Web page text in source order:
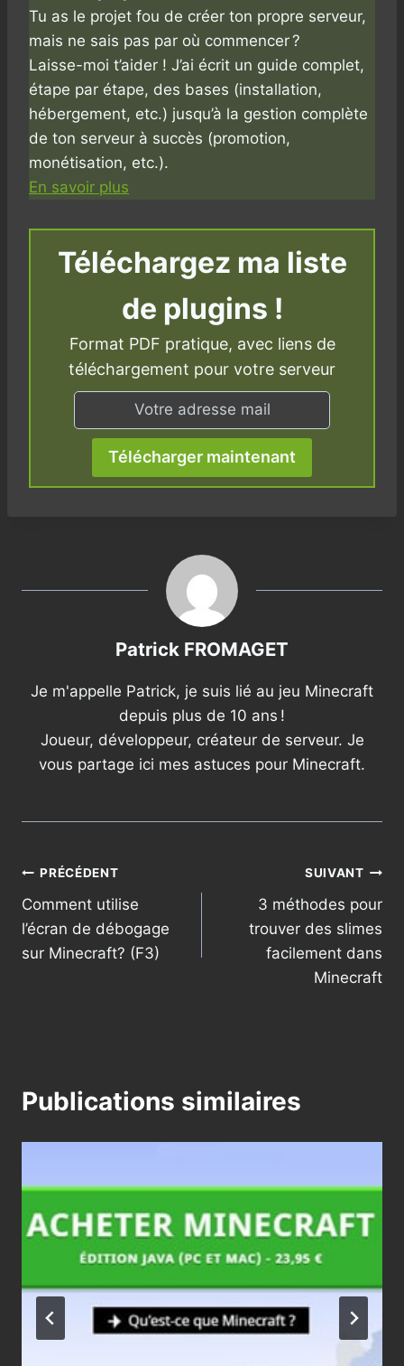
Tu as le projet fou de créer ton propre serveur,
mais ne sais pas par où commencer ?
Laisse-moi t’aider ! J’ai écrit un guide complet,
étape par étape, des bases (installation,
hébergement, etc.) jusqu’à la gestion complète
de ton serveur à succès (promotion,
monétisation, etc.).
En savoir plus
Téléchargez ma liste
de plugins !
Format PDF pratique, avec liens de
téléchargement pour votre serveur
Télécharger maintenant
Patrick FROMAGET
Je m'appelle Patrick, je suis lié au jeu Minecraft
depuis plus de 10 ans !
Joueur, développeur, créateur de serveur. Je
vous partage ici mes astuces pour Minecraft.
Navigation
de
l’article
PRÉCÉDENT
Comment utilise
l’écran de débogage
sur Minecraft? (F3)
SUIVANT
3 méthodes pour
trouver des slimes
facilement dans
Minecraft
Publications similaires